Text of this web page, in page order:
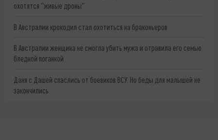
охотятся "живые дроны"
В Австралии крокодил стал охотиться на браконьеров
В Австралии женщина не смогла убить мужа и отравила его семью
бледной поганкой
Даня с Дашей спаслись от боевиков ВСУ. Но беды для малышей не
закончились